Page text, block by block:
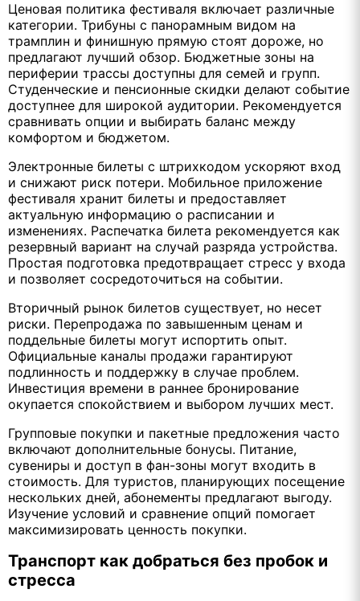
Ценовая политика фестиваля включает различные
категории. Трибуны с панорамным видом на
трамплин и финишную прямую стоят дороже, но
предлагают лучший обзор. Бюджетные зоны на
периферии трассы доступны для семей и групп.
Студенческие и пенсионные скидки делают событие
доступнее для широкой аудитории. Рекомендуется
сравнивать опции и выбирать баланс между
комфортом и бюджетом.
Электронные билеты с штрихкодом ускоряют вход
и снижают риск потери. Мобильное приложение
фестиваля хранит билеты и предоставляет
актуальную информацию о расписании и
изменениях. Распечатка билета рекомендуется как
резервный вариант на случай разряда устройства.
Простая подготовка предотвращает стресс у входа
и позволяет сосредоточиться на событии.
Вторичный рынок билетов существует, но несет
риски. Перепродажа по завышенным ценам и
поддельные билеты могут испортить опыт.
Официальные каналы продажи гарантируют
подлинность и поддержку в случае проблем.
Инвестиция времени в раннее бронирование
окупается спокойствием и выбором лучших мест.
Групповые покупки и пакетные предложения часто
включают дополнительные бонусы. Питание,
сувениры и доступ в фан-зоны могут входить в
стоимость. Для туристов, планирующих посещение
нескольких дней, абонементы предлагают выгоду.
Изучение условий и сравнение опций помогает
максимизировать ценность покупки.
Транспорт как добраться без пробок и
стресса